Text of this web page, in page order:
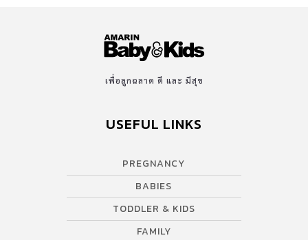
เพื่อลูกฉลาด ดี และ มีสุข
USEFUL LINKS
PREGNANCY
BABIES
TODDLER & KIDS
FAMILY